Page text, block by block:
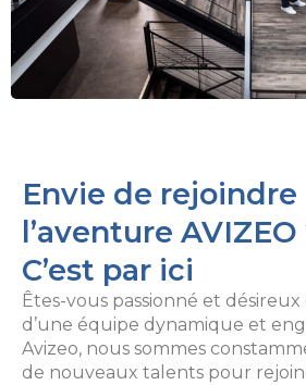
Envie de rejoindre
l’aventure AVIZEO
C’est par ici
Êtes-vous passionné et
d’une équipe dynamique et
Avizeo, nous sommes
de nouveaux talents pour